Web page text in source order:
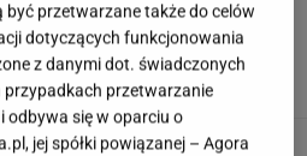
Duda ułaskawił Wąsika i
jego nie. "Skazał mnie Pan na
w samolotach. Wakacyjny
być przetwarzane także do celów
dotyczących funkcjonowania
z danymi dot. świadczonych
przypadkach przetwarzanie
odbywa się w oparciu o
jej spółki powiązanej – Agora